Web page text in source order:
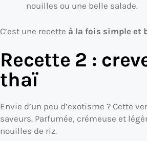
nouilles ou une belle salade.
C’est une recette à la fois simple et
Recette 2 :
thaï
Envie d’un peu d’exotisme ? Cette
saveurs. Parfumée, crémeuse et
nouilles de riz.